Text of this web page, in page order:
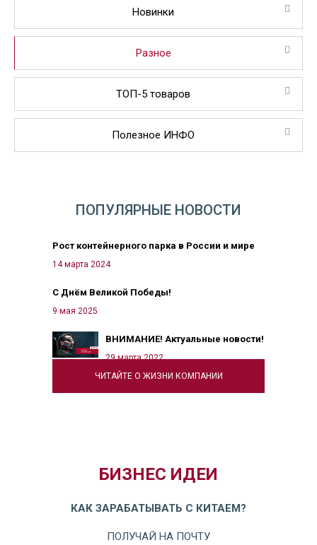
Новинки
Разное
ТОП-5 товаров
Полезное ИНФО
ЧИТАЙТЕ О ЖИЗНИ КОМПАНИИ
ПОПУЛЯРНЫЕ НОВОСТИ
Рост контейнерного парка в России и мире
14 марта 2024
С Днём Великой Победы!
9 мая 2025
ВНИМАНИЕ! Актуальные новости!
29 марта 2022
БИЗНЕС ИДЕИ
КАК ЗАРАБАТЫВАТЬ С КИТАЕМ?
ПОЛУЧАЙ НА ПОЧТУ